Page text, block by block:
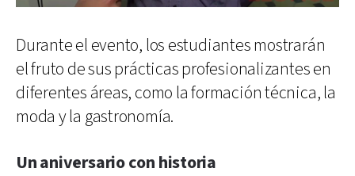
Durante el evento, los estudiantes mostrarán
el fruto de sus prácticas profesionalizantes en
diferentes áreas, como la formación técnica, la
moda y la gastronomía.
Un aniversario con historia